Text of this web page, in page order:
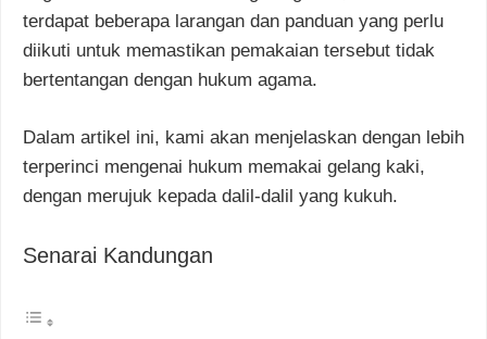
terdapat beberapa larangan dan panduan yang perlu
diikuti untuk memastikan pemakaian tersebut tidak
bertentangan dengan hukum agama.
Dalam artikel ini, kami akan menjelaskan dengan lebih
terperinci mengenai hukum memakai gelang kaki,
dengan merujuk kepada dalil-dalil yang kukuh.
Senarai Kandungan